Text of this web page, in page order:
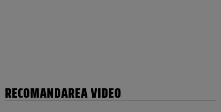
RECOMANDAREA VIDEO